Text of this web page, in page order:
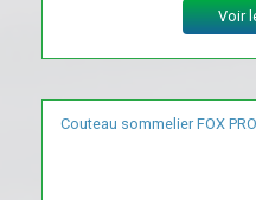
Voir
Couteau sommelier FOX